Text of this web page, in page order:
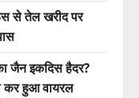
से तेल खरीद पर
जैन इकदिस हैदर?
कर हुआ वायरल